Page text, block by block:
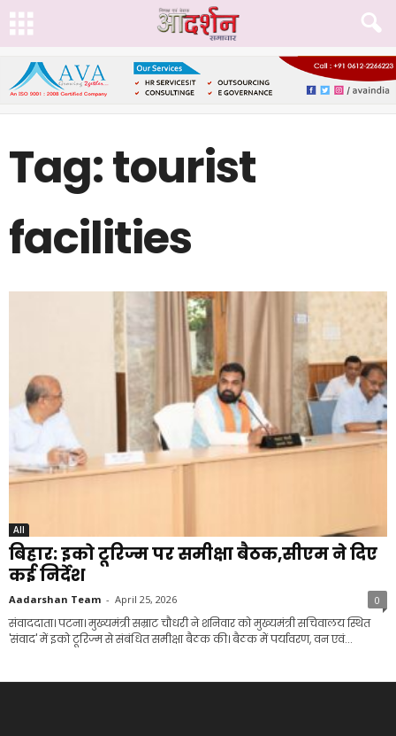
Tag: tourist
facilities
All
बिहार: इको टूरिज्म पर समीक्षा बैठक,सीएम ने दिए
कई निर्देश
Aadarshan Team - April 25, 2026 0
संवाददाता। पटना। मुख्यमंत्री सम्राट चौधरी ने शनिवार को मुख्यमंत्री सचिवालय स्थित
'संवाद' में इको टूरिज्म से संबंधित समीक्षा बैठक की। बैठक में पर्यावरण, वन एवं...